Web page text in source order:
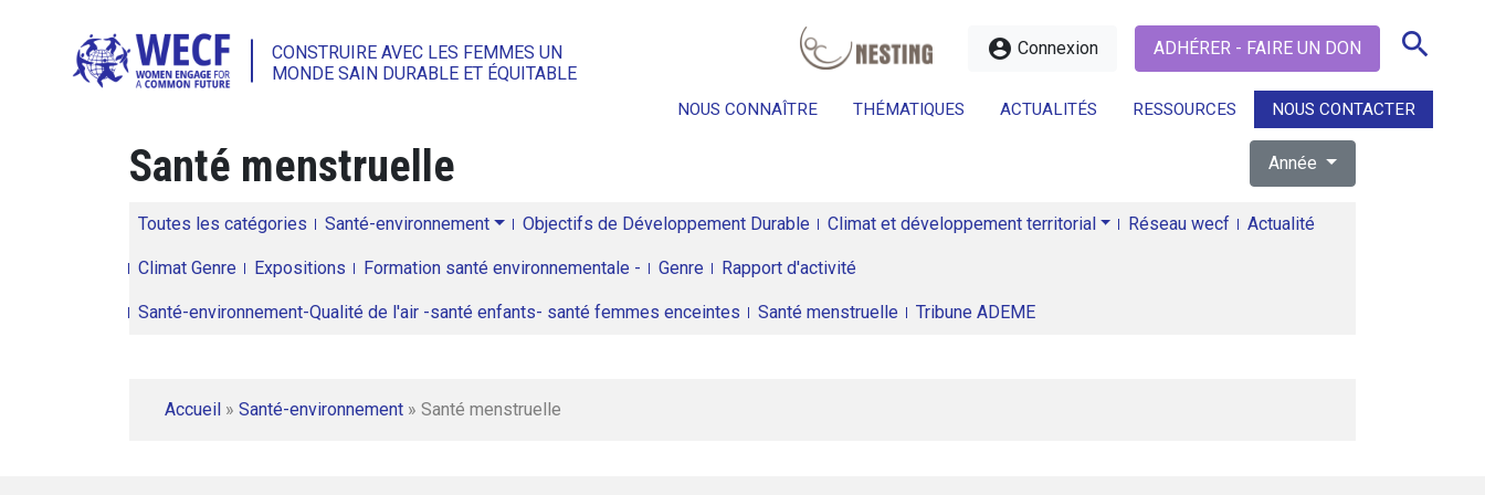
CONSTRUIRE AVEC LES FEMMES UN
MONDE SAIN DURABLE ET ÉQUITABLE
account_circle Connexion ADHÉRER - FAIRE UN DON search
NOUS CONNAÎTRE THÉMATIQUES ACTUALITÉS RESSOURCES NOUS CONTACTER
search
Santé menstruelle Année
Toutes les catégories Santé-environnement Objectifs de Développement Durable Climat et développement territorial Réseau wecf Actualité
Climat Genre Expositions Formation santé environnementale - Genre Rapport d'activité
Santé-environnement-Qualité de l'air -santé enfants- santé femmes enceintes Santé menstruelle Tribune ADEME
Accueil » Santé-environnement » Santé menstruelle